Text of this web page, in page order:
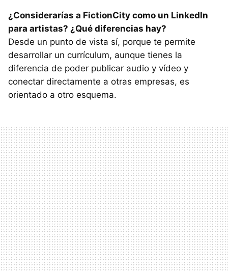
¿Considerarías a FictionCity como un LinkedIn
para artistas? ¿Qué diferencias hay?
Desde un punto de vista sí, porque te permite
desarrollar un currículum, aunque tienes la
diferencia de poder publicar audio y vídeo y
conectar directamente a otras empresas, es
orientado a otro esquema.